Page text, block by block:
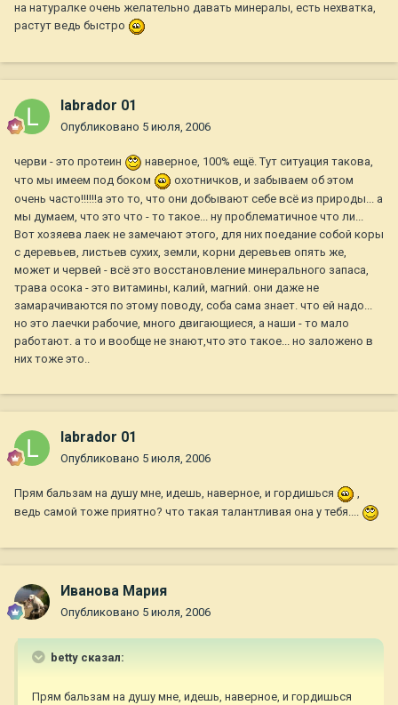
на натуралке очень желательно давать минералы, есть нехватка,
растут ведь быстро
labrador 01
Опубликовано 5 июля, 2006
черви - это протеин
наверное, 100% ещё. Тут ситуация такова,
что мы имеем под боком
охотничков, и забываем об этом
очень часто!!!!!!а это то, что они добывают себе всё из природы... а
мы думаем, что это что - то такое... ну проблематичное что ли...
Вот хозяева лаек не замечают этого, для них поедание собой коры
с деревьев, листьев сухих, земли, корни деревьев опять же,
может и червей - всё это восстановление минерального запаса,
трава осока - это витамины, калий, магний. они даже не
замарачиваются по этому поводу, соба сама знает. что ей надо...
но это лаечки рабочие, много двигающиеся, а наши - то мало
работают. а то и вообще не знают,что это такое... но заложено в
них тоже это..
labrador 01
Опубликовано 5 июля, 2006
Прям бальзам на душу мне, идешь, наверное, и гордишься
,
ведь самой тоже приятно? что такая талантливая она у тебя....
Иванова Мария
Опубликовано 5 июля, 2006
betty сказал:
Прям бальзам на душу мне, идешь, наверное, и гордишься